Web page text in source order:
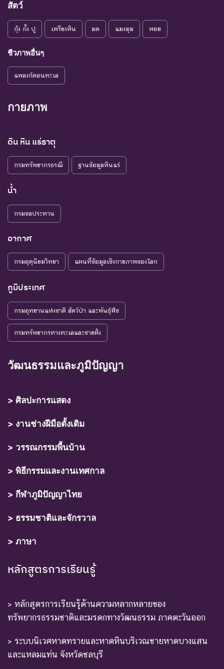
สัตว์
กุ้ง กั้ง ปู เพรียงหิน มด แมงมุม หอย
ชีวภาพอื่นๆ
แพลงก์ตอนทะเล
กายภาพ
ดิน หิน แร่ธาตุ
กรมทรัพยากรธรณี ฐานข้อมูลหินแร่
น้ำ
กรมชลประทาน
อากาศ
กรมอุตุนิยมวิทยา แผนที่ข้อมูลเชิงกายภาพของโลก
ภูมิประเทศ
กรมอุทยานแห่งชาติ สัตว์ป่า และพันธุ์พืช
กรมทรัพยากรทางทะเลและชายฝั่ง
วัฒนธรรมและภูมิปัญญา
> ศิลปะการแสดง
> งานช่างฝีมือดั้งเดิม
> วรรณกรรมพื้นบ้าน
> พิธีกรรมและงานเทศกาล
> กีฬาภูมิปัญญาไทย
> ธรรมชาติและจักรวาล
> ภาษา
หลักสูตรการเรียนรู้
> หลักสูตรการเรียนรู้ด้านความหลากหลายของ
ทรัพยากรธรรมชาติและมรดกทางวัฒนธรรม ภาคตะวันออก
> ระบบนิเวศหาดทรายและหาดหินบริเวณชายหาดบางแสน
และแหลมแท่น จังหวัดชลบุรี